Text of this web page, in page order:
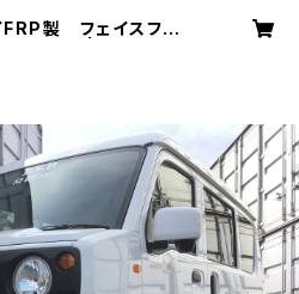
FRP製 フェイスフル